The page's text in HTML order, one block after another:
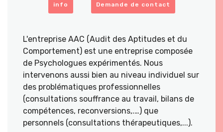
info Demande de contact
L'entreprise AAC (Audit des Aptitudes et du
Comportement) est une entreprise composée
de Psychologues expérimentés. Nous
intervenons aussi bien au niveau individuel sur
des problématiques professionnelles
(consultations souffrance au travail, bilans de
compétences, reconversions,.…) que
personnels (consultations thérapeutiques,...).